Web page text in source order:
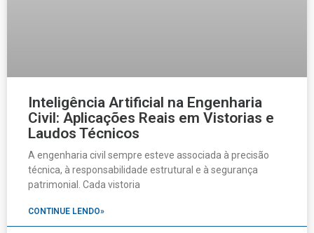
Inteligência Artificial na Engenharia
Civil: Aplicações Reais em Vistorias e
Laudos Técnicos
A engenharia civil sempre esteve associada à precisão
técnica, à responsabilidade estrutural e à segurança
patrimonial. Cada vistoria
CONTINUE LENDO»